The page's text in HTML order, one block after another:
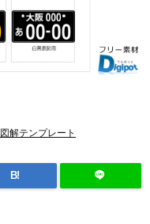
図解テンプレート
B!